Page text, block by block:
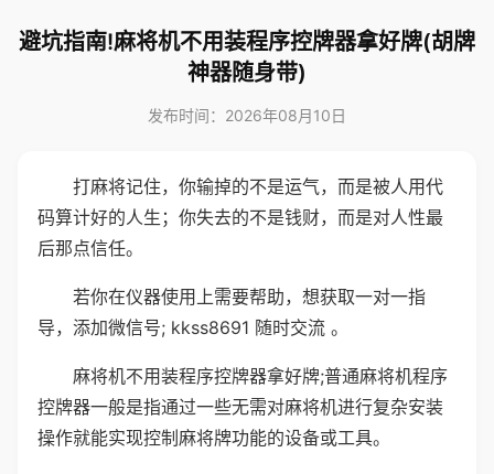
避坑指南!麻将机不用装程序控牌器拿好牌(胡牌
神器随身带)
发布时间：2026年08月10日
打麻将记住，你输掉的不是运气，而是被人用代
码算计好的人生；你失去的不是钱财，而是对人性最
后那点信任。
若你在仪器使用上需要帮助，想获取一对一指
导，添加微信号; kkss8691 随时交流 。
麻将机不用装程序控牌器拿好牌;普通麻将机程序
控牌器一般是指通过一些无需对麻将机进行复杂安装
操作就能实现控制麻将牌功能的设备或工具。